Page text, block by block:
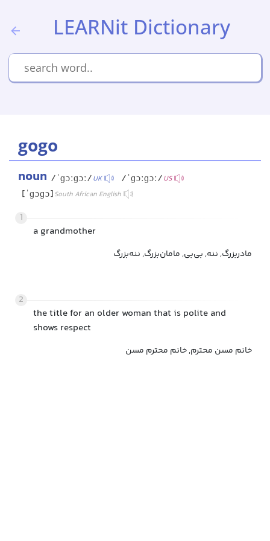
LEARNit Dictionary
gogo
noun /ˈɡɔːɡɔː/UK /ˈɡɔːɡɔː/US
[ˈɡɔɡɔ]South African English
1
a grandmother
مادربزرگ, ننه, بی‌بی, مامان‌بزرگ, ننه‌بزرگ
2
the title for an older woman that is polite and
shows respect
خانم مسن محترم, خانم محترم مسن